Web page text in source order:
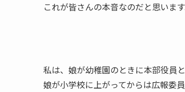
これが皆さんの本音なのだと思います
私は、娘が幼稚園のときに本部役員
娘が小学校に上がってからは広報委